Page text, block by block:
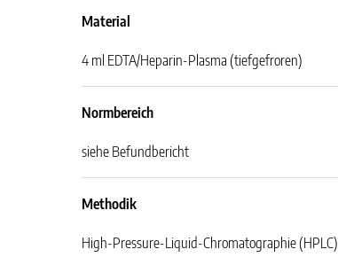
Material
4 ml EDTA/Heparin-Plasma (tiefgefroren)
Normbereich
siehe Befundbericht
Methodik
High-Pressure-Liquid-Chromatographie (HPLC)